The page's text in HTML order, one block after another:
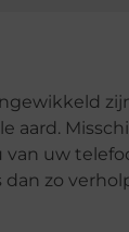
aard.
uw
zo